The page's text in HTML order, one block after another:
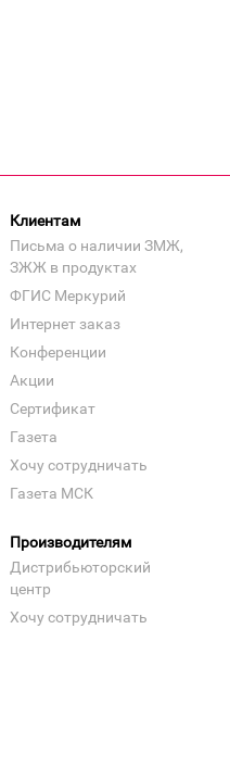
Клиентам
Письма о наличии ЗМЖ,
ЗЖЖ в продуктах
ФГИС Меркурий
Интернет заказ
Конференции
Акции
Сертификат
Газета
Хочу сотрудничать
Газета МСК
Производителям
Дистрибьюторский
центр
Хочу сотрудничать